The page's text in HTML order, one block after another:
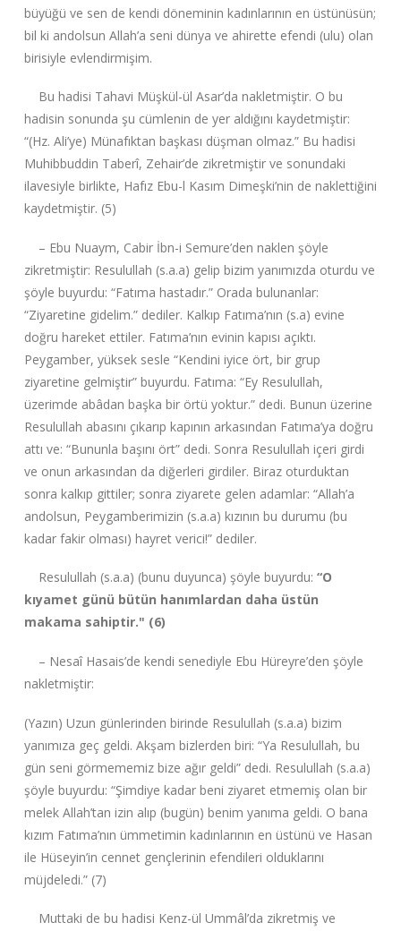
büyüğü ve sen de kendi döneminin kadınlarının en üstünüsün;
bil ki andolsun Allah’a seni dünya ve ahirette efendi (ulu) olan
birisiyle evlendirmişim.
Bu hadisi Tahavi Müşkül-ül Asar’da nakletmiştir. O bu
hadisin sonunda şu cümlenin de yer aldığını kaydetmiştir:
“(Hz. Ali’ye) Münafıktan başkası düşman olmaz.” Bu hadisi
Muhibbuddin Taberî, Zehair’de zikretmiştir ve sonundaki
ilavesiyle birlikte, Hafız Ebu-l Kasım Dimeşki’nin de naklettiğini
kaydetmiştir. (5)
– Ebu Nuaym, Cabir İbn-i Semure’den naklen şöyle
zikretmiştir: Resulullah (s.a.a) gelip bizim yanımızda oturdu ve
şöyle buyurdu: “Fatıma hastadır.” Orada bulunanlar:
“Ziyaretine gidelim.” dediler. Kalkıp Fatıma’nın (s.a) evine
doğru hareket ettiler. Fatıma’nın evinin kapısı açıktı.
Peygamber, yüksek sesle “Kendini iyice ört, bir grup
ziyaretine gelmiştir” buyurdu. Fatıma: “Ey Resulullah,
üzerimde abâdan başka bir örtü yoktur.” dedi. Bunun üzerine
Resulullah abasını çıkarıp kapının arkasından Fatıma’ya doğru
attı ve: “Bununla başını ört” dedi. Sonra Resulullah içeri girdi
ve onun arkasından da diğerleri girdiler. Biraz oturduktan
sonra kalkıp gittiler; sonra ziyarete gelen adamlar: “Allah’a
andolsun, Peygamberimizin (s.a.a) kızının bu durumu (bu
kadar fakir olması) hayret verici!” dediler.
Resulullah (s.a.a) (bunu duyunca) şöyle buyurdu: “O
kıyamet günü bütün hanımlardan daha üstün
makama sahiptir." (6)
– Nesaî Hasais’de kendi senediyle Ebu Hüreyre’den şöyle
nakletmiştir:
(Yazın) Uzun günlerinden birinde Resulullah (s.a.a) bizim
yanımıza geç geldi. Akşam bizlerden biri: “Ya Resulullah, bu
gün seni görmememiz bize ağır geldi” dedi. Resulullah (s.a.a)
şöyle buyurdu: “Şimdiye kadar beni ziyaret etmemiş olan bir
melek Allah’tan izin alıp (bugün) benim yanıma geldi. O bana
kızım Fatıma’nın ümmetimin kadınlarının en üstünü ve Hasan
ile Hüseyin’in cennet gençlerinin efendileri olduklarını
müjdeledi.” (7)
Muttaki de bu hadisi Kenz-ül Ummâl’da zikretmiş ve